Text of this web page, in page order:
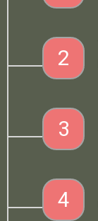
2
3
4